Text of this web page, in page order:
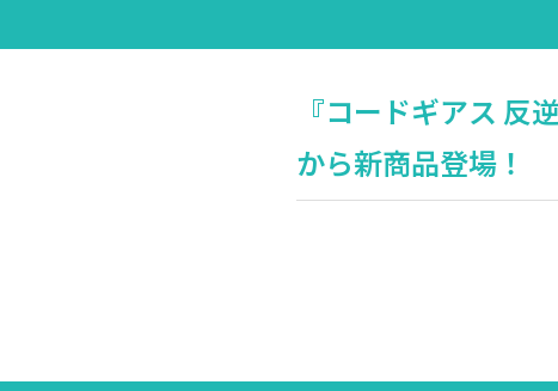
『コードギアス 反
から新商品登場！